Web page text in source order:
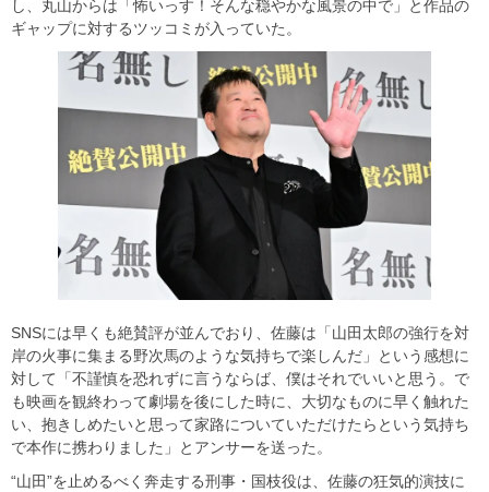
し、丸山からは「怖いっす！そんな穏やかな風景の中で」と作品の
ギャップに対するツッコミが入っていた。
SNSには早くも絶賛評が並んでおり、佐藤は「山田太郎の強行を対
岸の火事に集まる野次馬のような気持ちで楽しんだ」という感想に
対して「不謹慎を恐れずに言うならば、僕はそれでいいと思う。で
も映画を観終わって劇場を後にした時に、大切なものに早く触れた
い、抱きしめたいと思って家路についていただけたらという気持ち
で本作に携わりました」とアンサーを送った。
“山田”を止めるべく奔走する刑事・国枝役は、佐藤の狂気的演技に